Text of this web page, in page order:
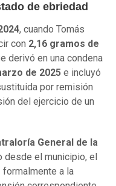
de ebriedad
, cuando Tomás
con 2,16 gramos de
derivó en una condena
de 2025 e incluyó
por remisión
del ejercicio de un
General de la
el municipio, el
formalmente a la